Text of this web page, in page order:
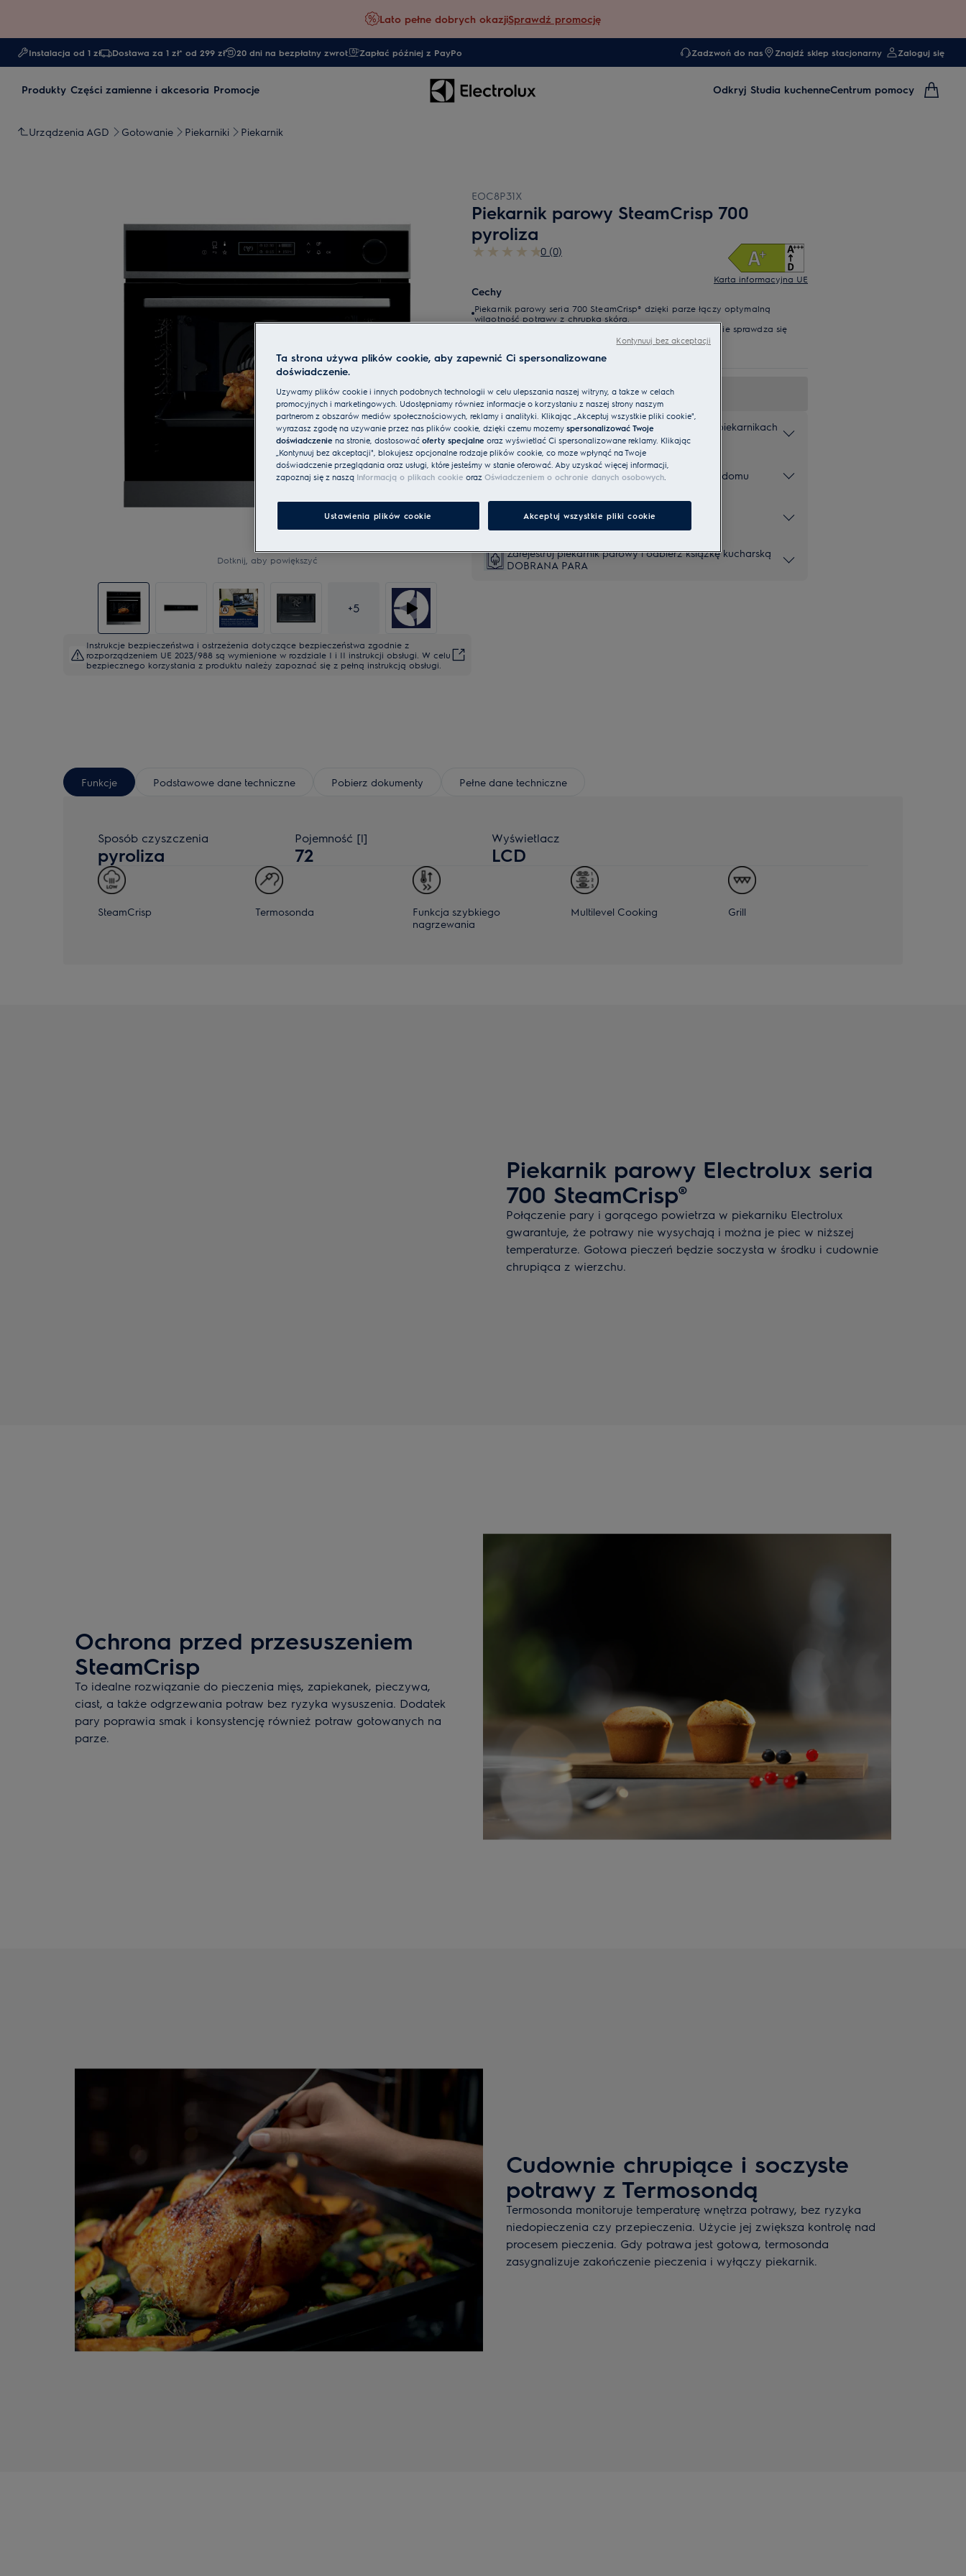
Lato pełne dobrych okazjiSprawdź promocję
Instalacja od 1 zł Dostawa za 1 zł* od 299 zł 20 dni na bezpłatny zwrot Zapłać później z PayPo Zadzwoń do nas Znajdź sklep stacjonarny Zaloguj się
Produkty Części zamienne i akcesoria Promocje Odkryj Studia kuchenneCentrum pomocy
Urządzenia AGD Gotowanie Piekarniki Piekarnik
Dotknij, aby powiększyć
+5
Instrukcje bezpieczeństwa i ostrzeżenia dotyczące bezpieczeństwa zgodnie z
rozporządzeniem UE 2023/988 są wymienione w rozdziale I i II instrukcji obsługi. W celu
bezpiecznego korzystania z produktu należy zapoznać się z pełną instrukcją obsługi.
EOC8P31X
Piekarnik parowy SteamCrisp 700
pyroliza
0 (0)
Karta informacyjna UE
Cechy
Piekarnik parowy seria 700 SteamCrisp® dzięki parze łączy optymalną
wilgotność potrawy z chrupką skórą.
SteamCrisp zapobiega wysychaniu potraw, dlatego świetnie sprawdza się
Cudownie chrupiące i soczyste potrawy z Termosondą
Chcesz dowiedzieć się więcej o intuicyjnych piekarnikach
parowych?
Obejrzyj sprzęt na żywo bez wychodzenia z domu
Electrolux płaci Twoje rachunki
Zarejestruj piekarnik parowy i odbierz książkę kucharską
DOBRANA PARA
Funkcje Podstawowe dane techniczne Pobierz dokumenty Pełne dane techniczne
Sposób czyszczenia
pyroliza
Pojemność [l]
72
Wyświetlacz
LCD
SteamCrisp Termosonda
Funkcja szybkiego
nagrzewania
Multilevel Cooking Grill
Piekarnik parowy Electrolux seria
700 SteamCrisp®
Połączenie pary i gorącego powietrza w piekarniku Electrolux
gwarantuje, że potrawy nie wysychają i można je piec w niższej
temperaturze. Gotowa pieczeń będzie soczysta w środku i cudownie
chrupiąca z wierzchu.
Ochrona przed przesuszeniem
SteamCrisp
To idealne rozwiązanie do pieczenia mięs, zapiekanek, pieczywa,
ciast, a także odgrzewania potraw bez ryzyka wysuszenia. Dodatek
pary poprawia smak i konsystencję również potraw gotowanych na
parze.
Cudownie chrupiące i soczyste
potrawy z Termosondą
Termosonda monitoruje temperaturę wnętrza potrawy, bez ryzyka
niedopieczenia czy przepieczenia. Użycie jej zwiększa kontrolę nad
procesem pieczenia. Gdy potrawa jest gotowa, termosonda
zasygnalizuje zakończenie pieczenia i wyłączy piekarnik.
Ta strona używa plików cookie, aby zapewnić Ci spersonalizowane
doświadczenie.
Używamy plików cookie i innych podobnych technologii w celu ulepszania naszej witryny, a także w celach
promocyjnych i marketingowych. Udostępniamy również informacje o korzystaniu z naszej strony naszym
partnerom z obszarów mediów społecznościowych, reklamy i analityki. Klikając „Akceptuj wszystkie pliki cookie",
wyrażasz zgodę na używanie przez nas plików cookie, dzięki czemu możemy spersonalizować Twoje
doświadczenie na stronie, dostosować oferty specjalne oraz wyświetlać Ci spersonalizowane reklamy. Klikając
„Kontynuuj bez akceptacji", blokujesz opcjonalne rodzaje plików cookie, co może wpłynąć na Twoje
doświadczenie przeglądania oraz usługi, które jesteśmy w stanie oferować. Aby uzyskać więcej informacji,
zapoznaj się z naszą Informacją o plikach cookie oraz Oświadczeniem o ochronie danych osobowych.
Ustawienia plików cookie Akceptuj wszystkie pliki cookie
Kontynuuj bez akceptacji